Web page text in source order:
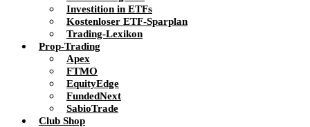
Investition in ETFs
Kostenloser ETF-Sparplan
Trading-Lexikon
Prop-Trading
Apex
FTMO
EquityEdge
FundedNext
SabioTrade
Club Shop